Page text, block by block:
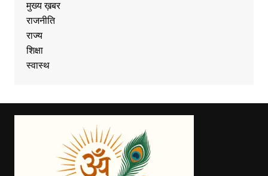
मुख्य ख़बर
राजनीति
राज्य
शिक्षा
स्वास्थ